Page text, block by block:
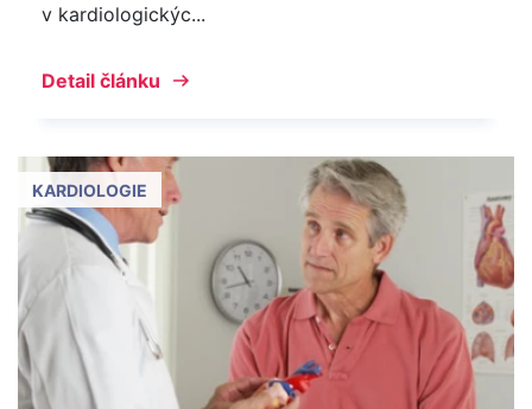
v kardiologickýc...
Detail článku
KARDIOLOGIE